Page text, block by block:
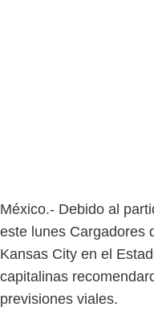
México.- Debido al
este lunes Cargadores
Kansas City en el
capitalinas
previsiones viales.